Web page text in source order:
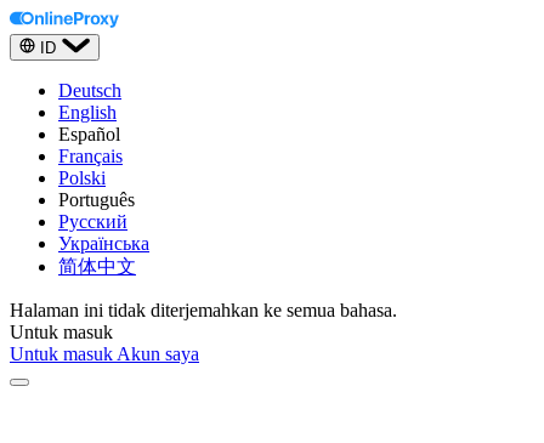
ID
Deutsch
English
Español
Français
Polski
Português
Русский
Українська
简体中文
Halaman ini tidak diterjemahkan ke semua bahasa.
Untuk masuk
Untuk masuk Akun saya